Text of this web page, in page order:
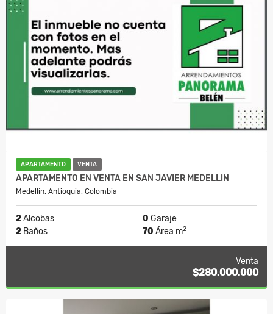
APARTAMENTO VENTA
APARTAMENTO EN VENTA EN SAN JAVIER MEDELLÍN
Medellín, Antioquia, Colombia
2Alcobas 0 Garaje
2 Baños 70 Área m2
Venta
$280.000.000